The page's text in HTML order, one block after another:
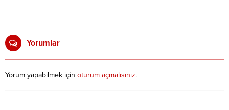
Yorumlar
Yorum yapabilmek için oturum açmalısınız.